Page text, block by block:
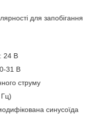
для запобігання
24 В
31 В
струму
синусоїда